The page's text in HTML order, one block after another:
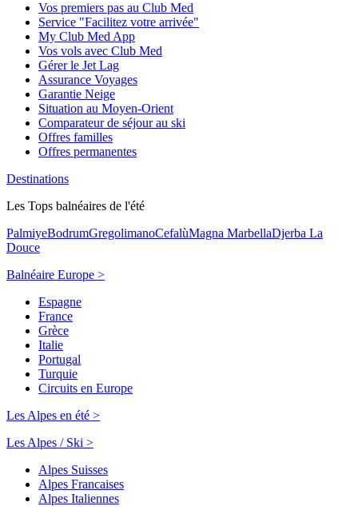
Vos premiers pas au Club Med
Service "Facilitez votre arrivée"
My Club Med App
Vos vols avec Club Med
Gérer le Jet Lag
Assurance Voyages
Garantie Neige
Situation au Moyen-Orient
Comparateur de séjour au ski
Offres familles
Offres permanentes
Destinations
Les Tops balnéaires de l'été
PalmiyeBodrumGregolimanoCefalùMagna MarbellaDjerba La
Douce
Balnéaire Europe >
Espagne
France
Grèce
Italie
Portugal
Turquie
Circuits en Europe
Les Alpes en été >
Les Alpes / Ski >
Alpes Suisses
Alpes Francaises
Alpes Italiennes